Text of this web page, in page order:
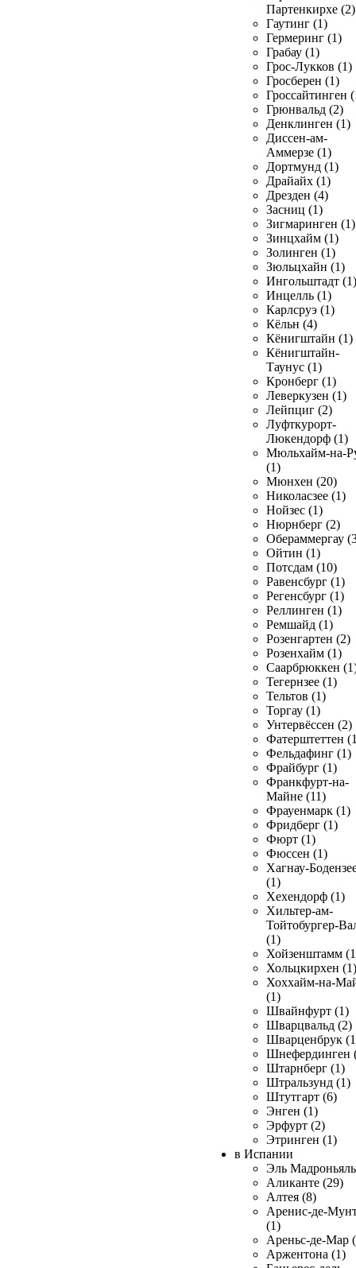
Партенкирхе (2)
Гаутинг (1)
Гермеринг (1)
Грабау (1)
Грос-Лукков (1)
Гросберен (1)
Гроссайтинген
Грюнвальд (2)
Денклинген (1)
Диссен-ам-
Аммерзе (1)
Дортмунд (1)
Драйайх (1)
Дрезден (4)
Засниц (1)
Зигмаринген (1)
Зинцхайм (1)
Золинген (1)
Зюльцхайн (1)
Ингольштадт (1)
Инцелль (1)
Карлсруэ (1)
Кёльн (4)
Кёнигштайн (1)
Кёнигштайн-
Таунус (1)
Кронберг (1)
Леверкузен (1)
Лейпциг (2)
Луфткурорт-
Люкендорф (1)
Мюльхайм-на-
(1)
Мюнхен (20)
Николасзее (1)
Нойзес (1)
Нюрнберг (2)
Обераммергау
Ойтин (1)
Потсдам (10)
Равенсбург (1)
Регенсбург (1)
Реллинген (1)
Ремшайд (1)
Розенгартен (2)
Розенхайм (1)
Саарбрюккен
Тегернзее (1)
Тельтов (1)
Торгау (1)
Унтервёссен (2)
Фатерштеттен
Фельдафинг (1)
Фрайбург (1)
Франкфурт-на-
Майне (11)
Фрауенмарк (1)
Фридберг (1)
Фюрт (1)
Фюссен (1)
Хагнау-
(1)
Хехендорф (1)
Хильтер-ам-
Тойтобургер-
(1)
Хойзенштамм
Хольцкирхен (1)
Хоххайм-на-
(1)
Швайнфурт (1)
Шварцвальд (2)
Шварценбрук
Шнефердинген
Штарнберг (1)
Штральзунд (1)
Штутгарт (6)
Энген (1)
Эрфурт (2)
Этринген (1)
в Испании
Эль
Аликанте (29)
Алтея (8)
Аренис-де-
(1)
Ареньс-де-Мар
Аржентона (1)